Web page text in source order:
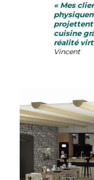
« Mes
projettent
cuisine
réalité
Vincent